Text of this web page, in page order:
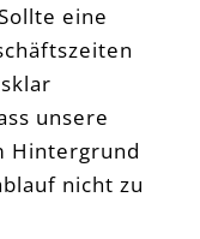
eine
unsere
Hintergrund
nicht zu